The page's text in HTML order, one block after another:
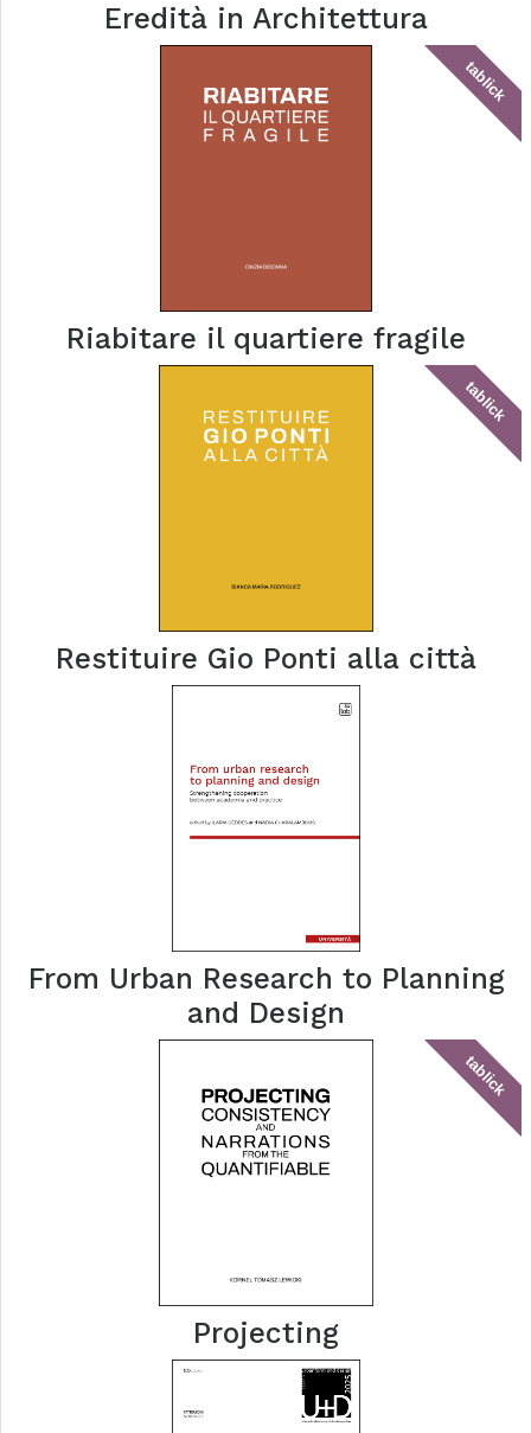
Eredità in Architettura
tablick
Riabitare il quartiere fragile
tablick
Restituire Gio Ponti alla città
From Urban Research to Planning
and Design
tablick
Projecting